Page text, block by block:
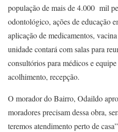
população de mais de 4.000 mil
odontológico, ações de educação
aplicação de medicamentos,
unidade contará com salas para
consultórios para médicos e
acolhimento, recepção.
O morador do Bairro, Odaildo
moradores precisam dessa obra,
teremos atendimento perto de